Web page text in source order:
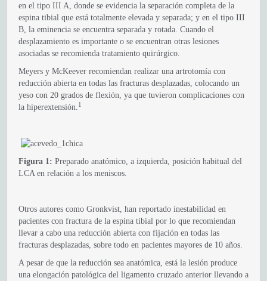
en el tipo III A, donde se evidencia la separación completa de la
espina tibial que está totalmente elevada y separada; y en el tipo III
B, la eminencia se encuentra separada y rotada. Cuando el
desplazamiento es importante o se encuentran otras lesiones
asociadas se recomienda tratamiento quirúrgico.
Meyers y McKeever recomiendan realizar una artrotomía con
reducción abierta en todas las fracturas desplazadas, colocando un
yeso con 20 grados de flexión, ya que tuvieron complicaciones con
la hiperextensión. 1
Figura 1: Preparado anatómico, a izquierda, posición habitual del
LCA en relación a los meniscos.
Otros autores como Gronkvist, han reportado inestabilidad en
pacientes con fractura de la espina tibial por lo que recomiendan
llevar a cabo una reducción abierta con fijación en todas las
fracturas desplazadas, sobre todo en pacientes mayores de 10 años.
A pesar de que la reducción sea anatómica, está la lesión produce
una elongación patológica del ligamento cruzado anterior llevando a